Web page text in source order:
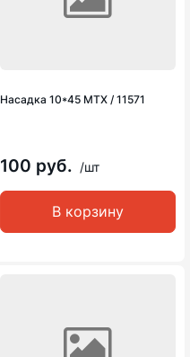
Насадка 10*45 MTX / 11571
100 руб. /шт
В корзину